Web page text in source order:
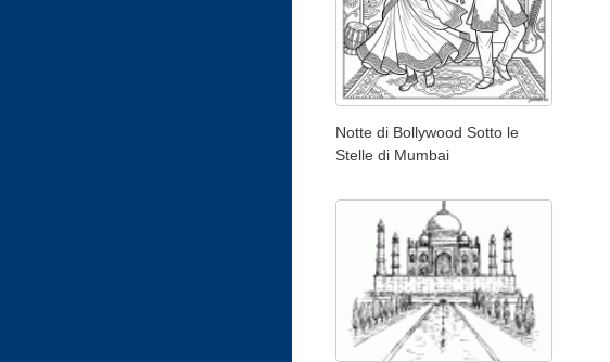
Notte di Bollywood Sotto le
Stelle di Mumbai